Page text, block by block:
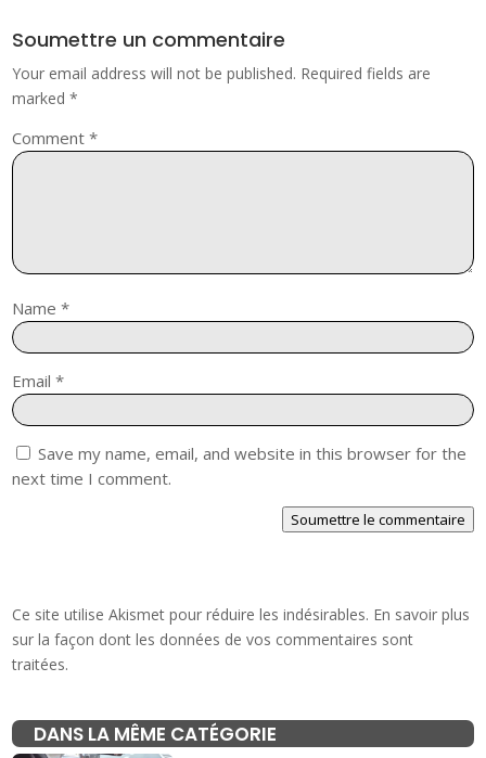
Soumettre un commentaire
Your email address will not be published. Required fields are
marked*
Comment*
Name*
Email*
Save my name, email, and website in this browser for the
next time I comment.
Soumettre le commentaire
Ce site utilise Akismet pour réduire les indésirables. En savoir plus
sur la façon dont les données de vos commentaires sont
traitées.
DANS LA MÊME CATÉGORIE